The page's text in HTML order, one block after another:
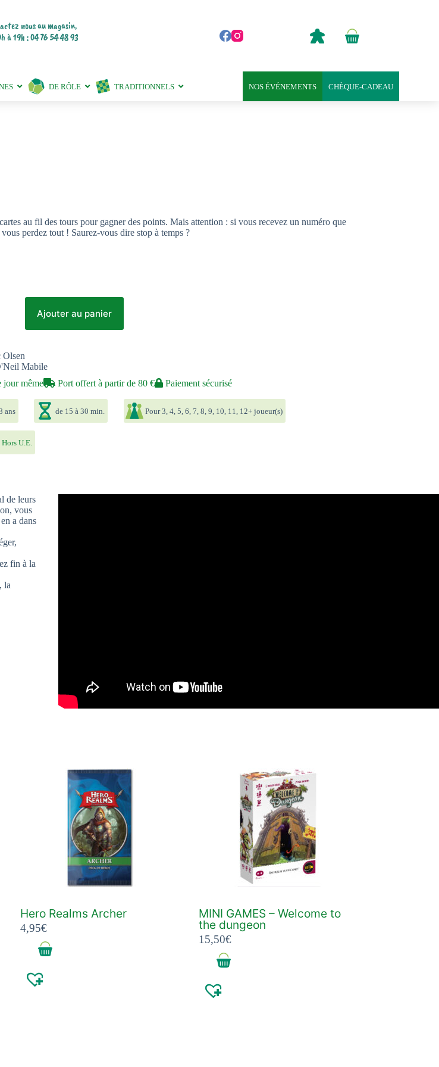
nous au magasin,
à 19h : 04 76 54 48 93
Panier
0,00
DE RÔLE TRADITIONNELS CHÈQUE-CADEAU
NOS ÉVÉNEMENTS
au fil des tours pour gagner des points. Mais attention : si vous recevez un numéro que
perdez tout ! Saurez-vous dire stop à temps ?
Ajouter au panier
même Port offert à partir de 80 € Paiement sécurisé
Olsen
Mabile
ans de 15 à 30 min. Pour 3, 4, 5, 6, 7, 8, 9, 10, 11, 12+ joueur(s)
U.E.
de leurs
vous
a dans
fin à la
la
Hero Realms Archer
4,95€
MINI GAMES – Welcome to
the dungeon
15,50€